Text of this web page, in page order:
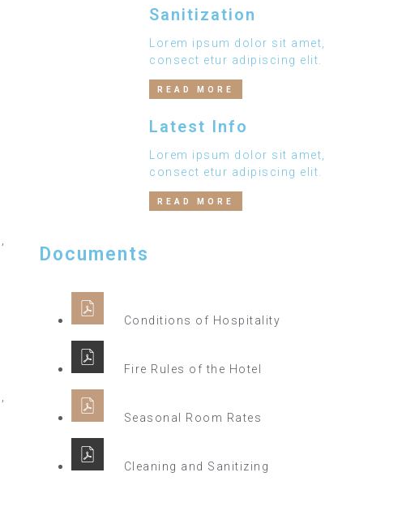
Sanitization
Lorem ipsum dolor sit amet,
consect etur adipiscing elit.
READ MORE
Latest Info
Lorem ipsum dolor sit amet,
consect etur adipiscing elit.
READ MORE
Documents
Conditions of Hospitality
Fire Rules of the Hotel
Seasonal Room Rates
Cleaning and Sanitizing